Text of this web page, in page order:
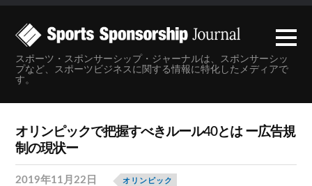
スポーツ・スポンサーシップ・ジャーナルは、スポンサーシッ
プなど、スポーツビジネスに関する情報に特化したメディアで
す。
オリンピックで把握すべきルール40とは ー広告規
制の現状ー
2019年11月22日 オリンピック